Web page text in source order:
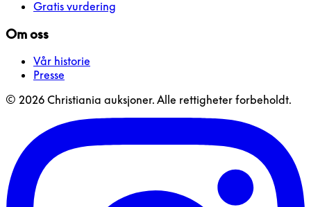
Gratis vurdering
Om oss
Vår historie
Presse
© 2026 Christiania auksjoner. Alle rettigheter forbeholdt.